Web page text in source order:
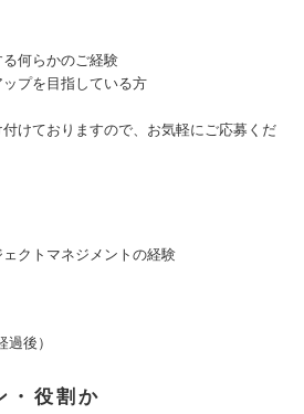
る何らかのご経験
ップを目指している方
けておりますので、お気軽にご応募くだ
クトマネジメントの経験
後）
・役割か